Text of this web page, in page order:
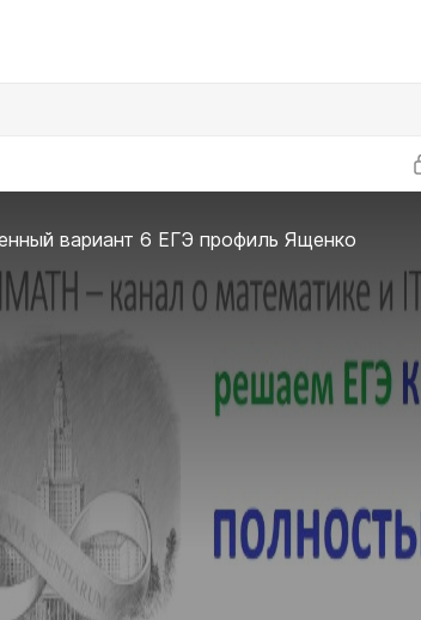
вариант 6 ЕГЭ профиль Ященко